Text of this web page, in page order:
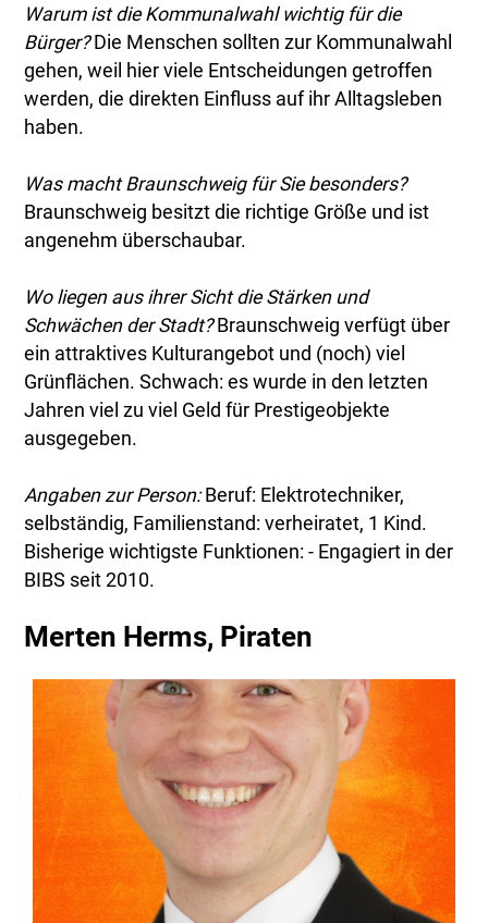
Warum ist die Kommunalwahl wichtig für die
Bürger? Die Menschen sollten zur Kommunalwahl
gehen, weil hier viele Entscheidungen getroffen
werden, die direkten Einfluss auf ihr Alltagsleben
haben.
Was macht Braunschweig für Sie besonders?
Braunschweig besitzt die richtige Größe und ist
angenehm überschaubar.
Wo liegen aus ihrer Sicht die Stärken und
Schwächen der Stadt?Braunschweig verfügt über
ein attraktives Kulturangebot und (noch) viel
Grünflächen. Schwach: es wurde in den letzten
Jahren viel zu viel Geld für Prestigeobjekte
ausgegeben.
Angaben zur Person:Beruf: Elektrotechniker,
selbständig, Familienstand: verheiratet, 1 Kind.
Bisherige wichtigste Funktionen: - Engagiert in der
BIBS seit 2010.
Merten Herms, Piraten